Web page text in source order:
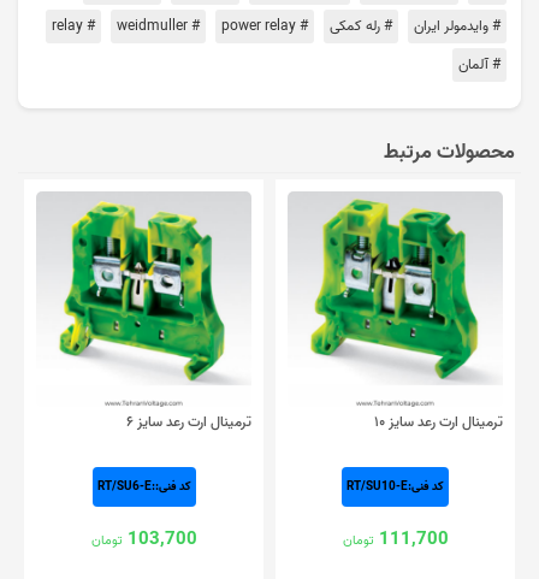
# وایدمولر ایران
# رله کمکی # power relay
# weidmuller
# relay
# آلمان
محصولات مرتبط
ترمینال ارت رعد سایز ۱۰
کد فنی:RT/SU10-E
111,700 تومان
ترمینال ارت رعد سایز ۶
کد فنی::RT/SU6-E
103,700 تومان